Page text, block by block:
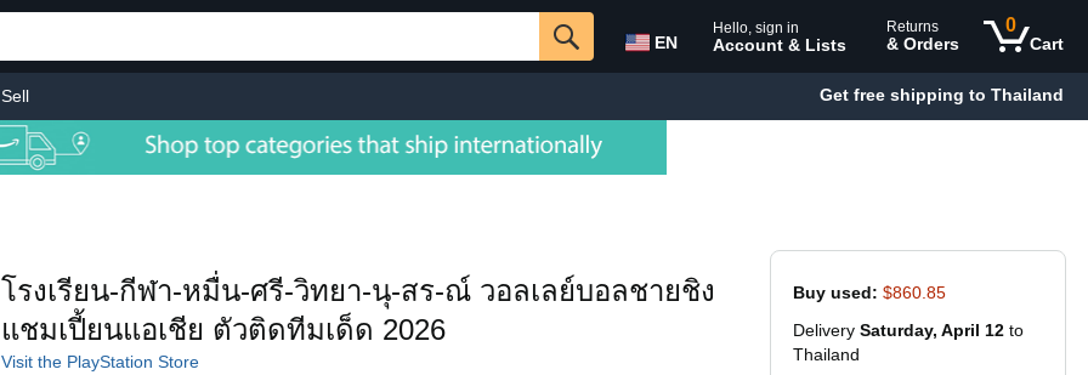
EN
Hello, sign in
Account & Lists
Returns
& Orders
0
Cart
Sell Get free shipping to Thailand
Buy used: $860.85
Delivery Saturday, April 12 to
Thailand
โรงเรียน-กีฬา-หมื่น-ศรี-วิทยา-นุ-สร-ณ์ วอลเลย์บอลชายชิง
แชมเปี้ยนแอเชีย ตัวติดทีมเด็ด 2026
Visit the PlayStation Store